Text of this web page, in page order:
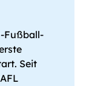
Fußball-
Seit